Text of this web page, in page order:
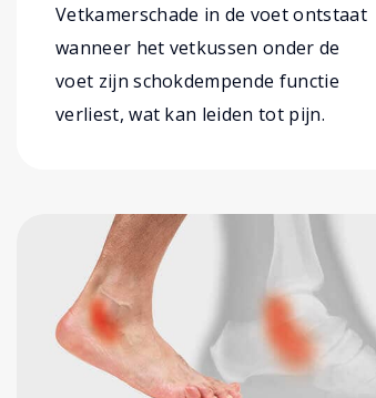
Vetkamerschade in de voet ontstaat
wanneer het vetkussen onder de
voet zijn schokdempende functie
verliest, wat kan leiden tot pijn.